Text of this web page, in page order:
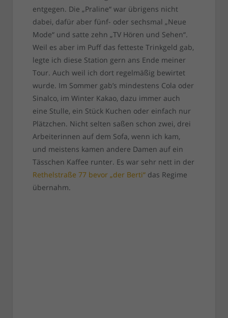
entgegen. Die „Praline“ war übrigens nicht
dabei, dafür aber fünf- oder sechsmal „Neue
Mode“ und satte zehn „TV Hören und Sehen“.
Weil es aber im Puff das fetteste Trinkgeld gab,
legte ich diese Station gern ans Ende meiner
Tour. Auch weil ich dort regelmäßig bewirtet
wurde. Im Sommer gab’s mindestens Cola oder
Sinalco, im Winter Kakao, dazu immer auch
eine Stulle, ein Stück Kuchen oder einfach nur
Plätzchen. Nicht selten saßen schon zwei, drei
Arbeiterinnen auf dem Sofa, wenn ich kam,
und meistens kamen andere Damen auf ein
Tässchen Kaffee runter. Es war sehr nett in der
Rethelstraße 77 bevor „der Berti“das Regime
übernahm.